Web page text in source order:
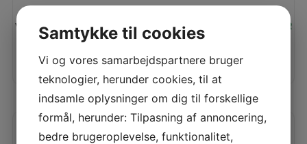
LÆS MERE
Vores pris: KR
TILFØJ TIL KURV
BERNINA 435
Samtykke til cookies
Vi og vores samarbejdspartnere bruger
teknologier, herunder cookies, til at
indsamle oplysninger om dig til forskellige
formål, herunder: Tilpasning af annoncering,
bedre brugeroplevelse, funktionalitet,